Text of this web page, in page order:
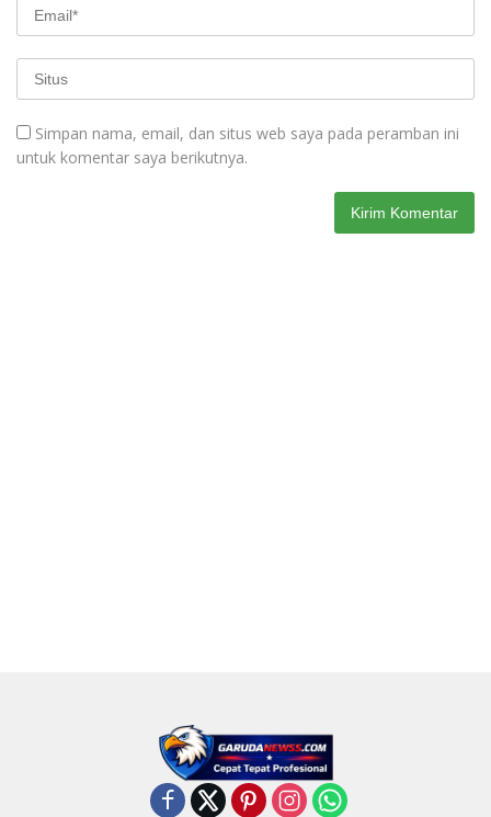
Simpan nama, email, dan situs web saya pada peramban ini
untuk komentar saya berikutnya.